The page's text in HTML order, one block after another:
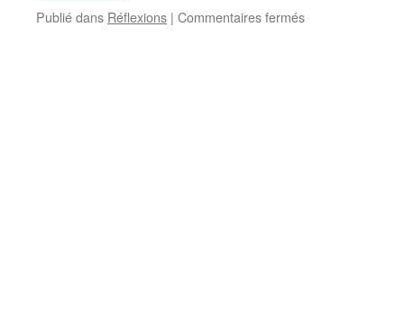
Publié dans Réflexions | Commentaires ferméssur